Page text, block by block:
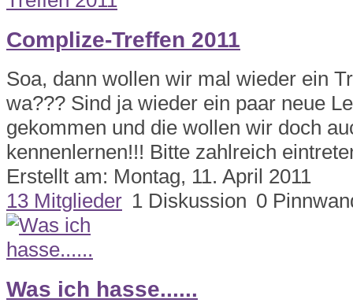
Complize-Treffen 2011
Soa, dann wollen wir mal wieder ein
wa??? Sind ja wieder ein paar neue
gekommen und die wollen wir doch
kennenlernen!!! Bitte zahlreich
Erstellt am: Montag, 11. April 2011
13 Mitglieder 1 Diskussion 0
Was ich hasse......